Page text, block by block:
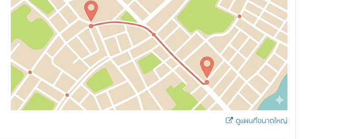
ดูแผนที่ขนาดใหญ่